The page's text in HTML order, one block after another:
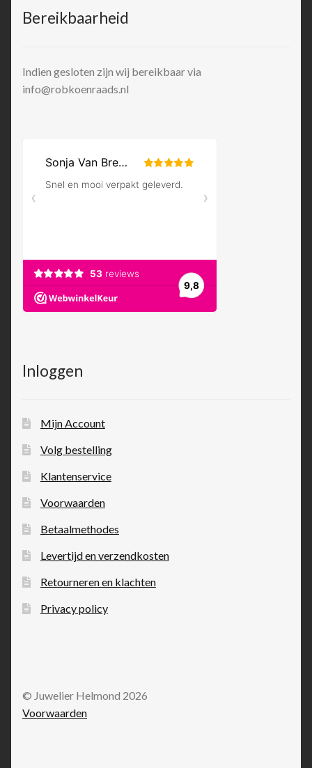
Bereikbaarheid
Indien gesloten zijn wij bereikbaar via
info@robkoenraads.nl
Inloggen
Mijn Account
Volg bestelling
Klantenservice
Voorwaarden
Betaalmethodes
Levertijd en verzendkosten
Retourneren en klachten
Privacy policy
© Juwelier Helmond 2026
Voorwaarden